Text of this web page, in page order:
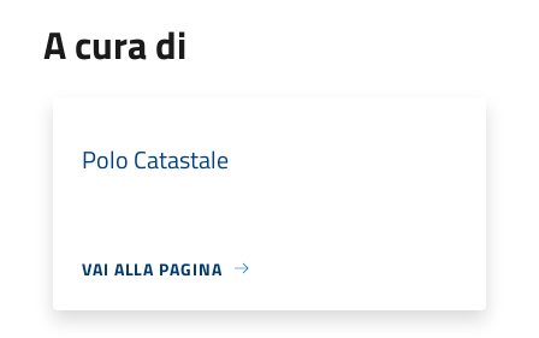
A cura di
Polo Catastale
VAI ALLA PAGINA